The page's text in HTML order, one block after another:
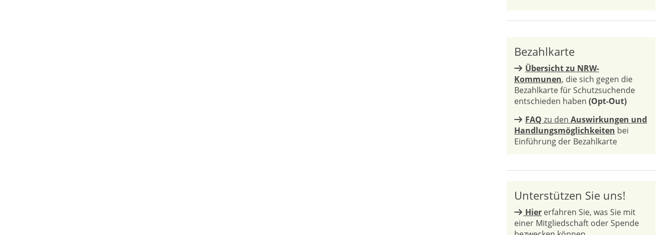
Bezahlkarte
Übersicht zu NRW-
Kommunen, die sich gegen die
Bezahlkarte für Schutzsuchende
entschieden haben (Opt-Out)
FAQ zu den Auswirkungen und
Handlungsmöglichkeiten bei
Einführung der Bezahlkarte
Unterstützen Sie uns!
Hier erfahren Sie, was Sie mit
einer Mitgliedschaft oder Spende